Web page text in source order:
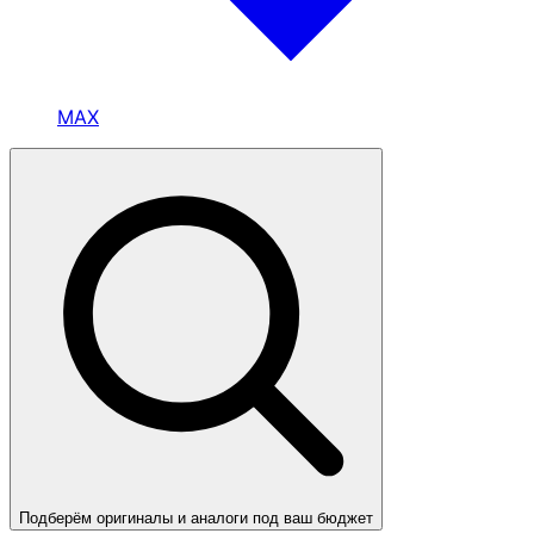
MAX
Подберём оригиналы и аналоги под ваш бюджет